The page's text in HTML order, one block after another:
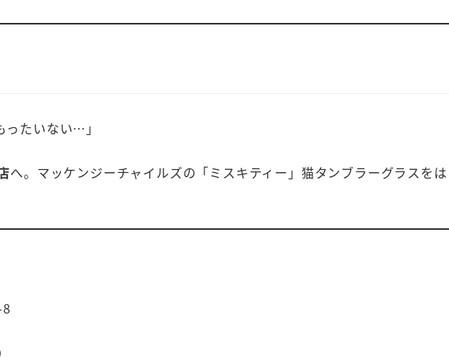
ったいない…」
へ。マッケンジーチャイルズの「ミスキティー」猫タンブラーグラスを